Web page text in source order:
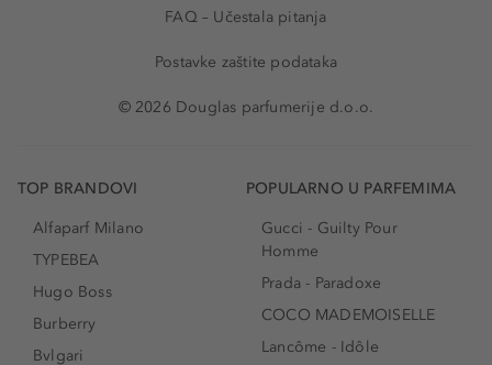
FAQ – Učestala pitanja
Postavke zaštite podataka
© 2026 Douglas parfumerije d.o.o.
TOP BRANDOVI
Alfaparf Milano
TYPEBEA
Hugo Boss
Burberry
Bvlgari
POPULARNO U PARFEMIMA
Gucci - Guilty Pour
Homme
Prada - Paradoxe
COCO MADEMOISELLE
Lancôme - Idôle